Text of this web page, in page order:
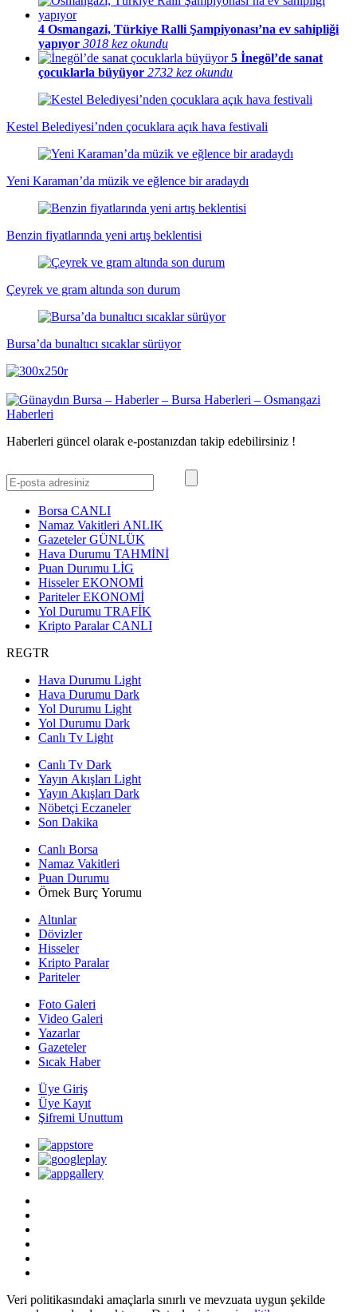
4 Osmangazi, Türkiye Ralli Şampiyonası’na ev sahipliği
yapıyor 3018 kez okundu
5 İnegöl’de sanat
çocuklarla büyüyor 2732 kez okundu
Kestel Belediyesi’nden çocuklara açık hava festivali
Yeni Karaman’da müzik ve eğlence bir aradaydı
Benzin fiyatlarında yeni artış beklentisi
Çeyrek ve gram altında son durum
Bursa’da bunaltıcı sıcaklar sürüyor
Haberleri güncel olarak e-postanızdan takip edebilirsiniz !
Borsa CANLI
Namaz Vakitleri ANLIK
GazetelerGÜNLÜK
Hava Durumu TAHMİNİ
Puan Durumu LİG
HisselerEKONOMİ
ParitelerEKONOMİ
Yol Durumu TRAFİK
Kripto ParalarCANLI
REGTR
Hava Durumu Light
Hava Durumu Dark
Yol Durumu Light
Yol Durumu Dark
Canlı Tv Light
Canlı Tv Dark
Yayın Akışları Light
Yayın Akışları Dark
Nöbetçi Eczaneler
Son Dakika
Canlı Borsa
Namaz Vakitleri
Puan Durumu
Örnek Burç Yorumu
Altınlar
Dövizler
Hisseler
Kripto Paralar
Pariteler
Foto Galeri
Video Galeri
Yazarlar
Gazeteler
Sıcak Haber
Üye Giriş
Üye Kayıt
Şifremi Unuttum
Veri politikasındaki amaçlarla sınırlı ve mevzuata uygun şekilde